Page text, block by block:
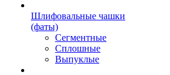
Шлифовальные чашки
(фаты)
Сегментные
Сплошные
Выпуклые